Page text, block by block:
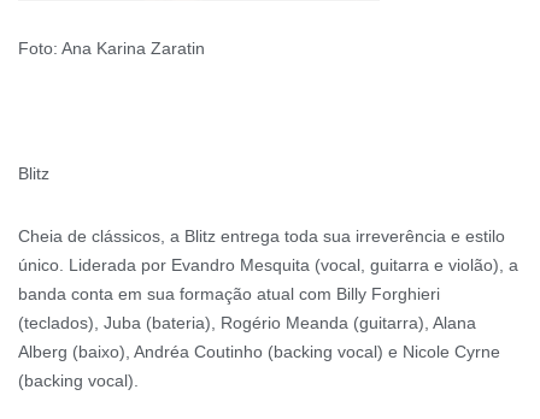
Foto: Ana Karina Zaratin
Blitz
Cheia de clássicos, a Blitz entrega toda sua irreverência e estilo
único. Liderada por Evandro Mesquita (vocal, guitarra e violão), a
banda conta em sua formação atual com Billy Forghieri
(teclados), Juba (bateria), Rogério Meanda (guitarra), Alana
Alberg (baixo), Andréa Coutinho (backing vocal) e Nicole Cyrne
(backing vocal).